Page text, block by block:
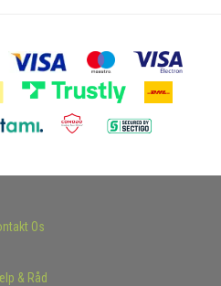
Os
& Råd